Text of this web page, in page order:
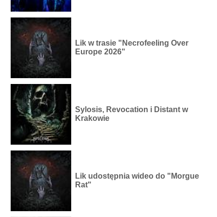
Lik w trasie "Necrofeeling Over
Europe 2026"
Sylosis, Revocation i Distant w
Krakowie
Lik udostępnia wideo do "Morgue
Rat"